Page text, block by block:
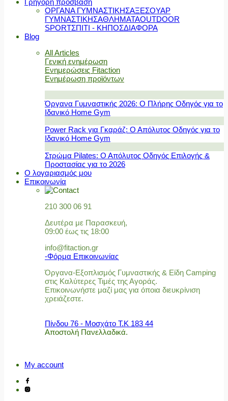
Γρήγορη πρόσβαση
ΟΡΓΑΝΑ ΓΥΜΝΑΣΤΙΚΗΣΑΞΕΣΟΥΑΡ
ΓΥΜΝΑΣΤΙΚΗΣΑΘΛΗΜΑΤΑOUTDOOR
SPORTΣΠΙΤΙ - ΚΗΠΟΣΔΙΑΦΟΡΑ
Blog
All Articles
Γενική ενημέρωση
Ενημερώσεις Fitaction
Ενημέρωση προϊόντων
Όργανα Γυμναστικής 2026: Ο Πλήρης Οδηγός για το
Ιδανικό Home Gym
Power Rack για Γκαράζ: Ο Απόλυτος Οδηγός για το
Ιδανικό Home Gym
Στρώμα Pilates: Ο Απόλυτος Οδηγός Επιλογής &
Προστασίας για το 2026
Ο λογαριασμός μου
Επικοινωνία
210 300 06 91
Δευτέρα με Παρασκευή,
09:00 έως τις 18:00
info@fitaction.gr
-Φόρμα Επικοινωνίας
Όργανα-Εξοπλισμός Γυμναστικής & Είδη Camping
στις Καλύτερες Τιμές της Αγοράς.
Επικοινωνήστε μαζί μας για όποια διευκρίνιση
χρειάζεστε.
Πίνδου 76 - Μοσχάτο Τ.Κ 183 44
Αποστολή Πανελλαδικά.
My account